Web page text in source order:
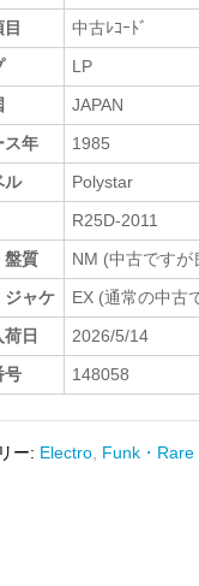
中古ﾚｺｰﾄﾞ
LP
JAPAN
ス年
1985
ル
Polystar
R25D-2011
盤質
NM (中古ですが
ジャケ
EX (通常の中古
日
2026/5/14
号
148058
ー: Electro Funk・Rare